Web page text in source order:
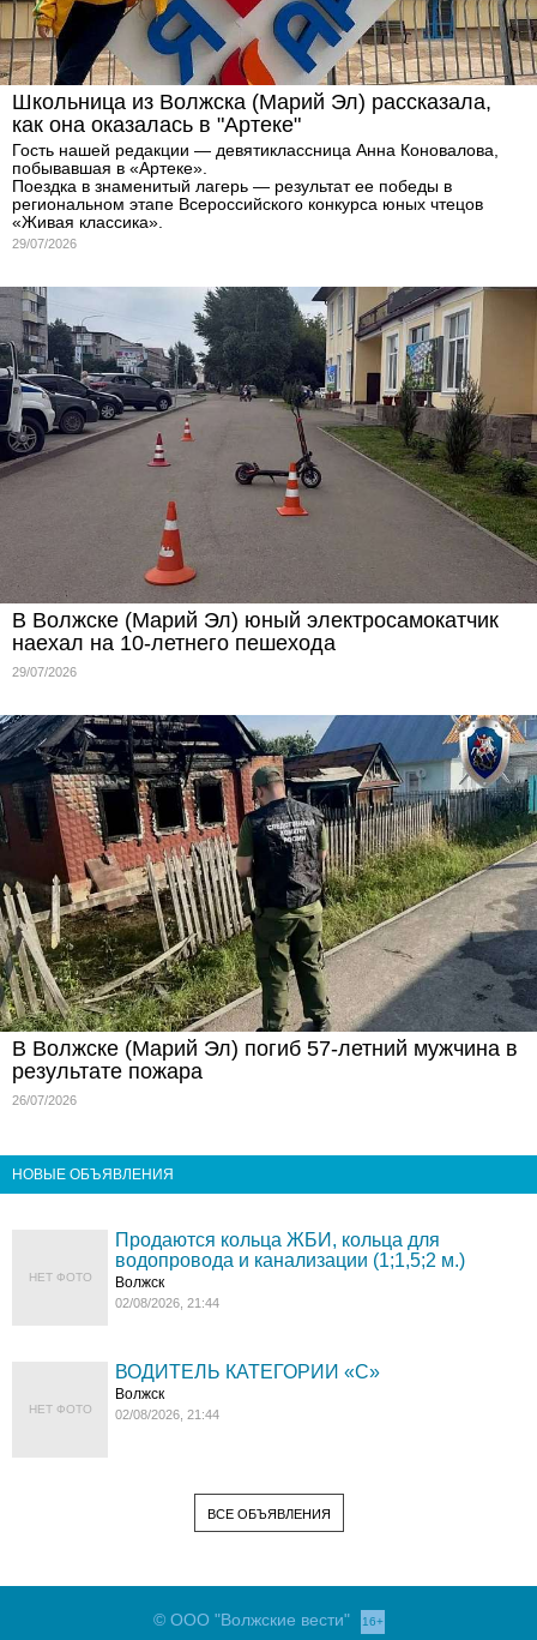
Школьница из Волжска (Марий Эл) рассказала,
как она оказалась в "Артеке"
Гость нашей редакции — девятиклассница Анна Коновалова,
побывавшая в «Артеке».
Поездка в знаменитый лагерь — результат ее победы в
региональном этапе Всероссийского конкурса юных чтецов
«Живая классика».
29/07/2026
В Волжске (Марий Эл) юный электросамокатчик
наехал на 10-летнего пешехода
29/07/2026
В Волжске (Марий Эл) погиб 57-летний мужчина в
результате пожара
26/07/2026
НОВЫЕ ОБЪЯВЛЕНИЯ
НЕТ ФОТО
Продаются кольца ЖБИ, кольца для
водопровода и канализации (1;1,5;2 м.)
Волжск
02/08/2026, 21:44
НЕТ ФОТО
ВОДИТЕЛЬ КАТЕГОРИИ «C»
Волжск
02/08/2026, 21:44
ВСЕ ОБЪЯВЛЕНИЯ
© ООО "Волжские вести" 16+